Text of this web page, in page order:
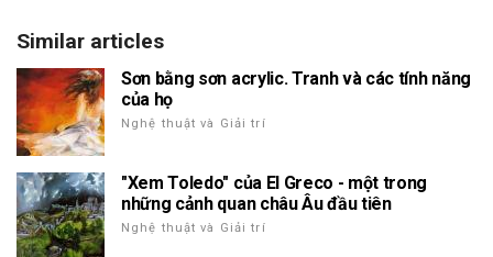
Similar articles
Sơn bằng sơn acrylic. Tranh và các tính năng
của họ
Nghệ thuật và Giải trí
"Xem Toledo" của El Greco - một trong
những cảnh quan châu Âu đầu tiên
Nghệ thuật và Giải trí